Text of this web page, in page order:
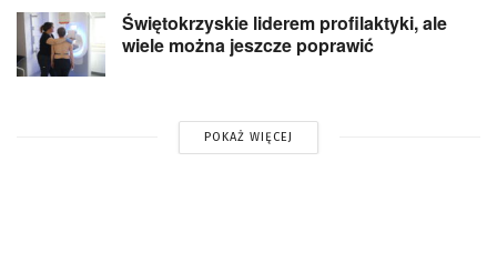
Świętokrzyskie liderem profilaktyki, ale
wiele można jeszcze poprawić
POKAŻ WIĘCEJ